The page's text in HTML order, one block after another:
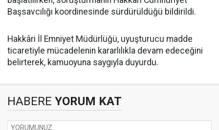
Başsavcılığı koordinesinde sürdürüldüğü bildirildi.
Hakkâri İl Emniyet Müdürlüğü, uyuşturucu madde
ticaretiyle mücadelenin kararlılıkla devam edeceğini
belirterek, kamuoyuna saygıyla duyurdu.
HABERE YORUM KAT